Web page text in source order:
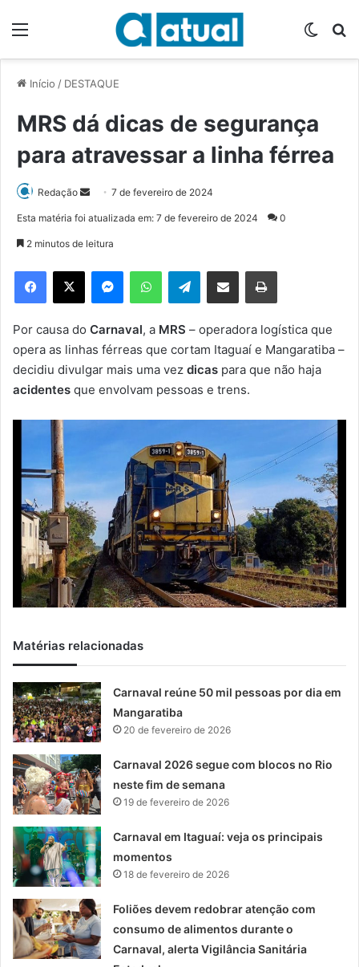
Início / DESTAQUE
MRS dá dicas de segurança
para atravessar a linha férrea
Redação
d
e
m
e
-
m
a
l
7 de fevereiro de 2024
Esta matéria foi atualizada em: 7 de fevereiro de 2024 0
2 minutos de leitura
Telegram
Por causa do Carnaval, a MRS – operadora logística que
opera as linhas férreas que cortam Itaguaí e Mangaratiba –
decidiu divulgar mais uma vez dicas para que não haja
acidentes que envolvam pessoas e trens.
Matérias relacionadas
Carnaval reúne 50 mil pessoas por dia em
Mangaratiba
20 de fevereiro de 2026
Carnaval 2026 segue com blocos no Rio
neste fim de semana
19 de fevereiro de 2026
Carnaval em Itaguaí: veja os principais
momentos
18 de fevereiro de 2026
Foliões devem redobrar atenção com
consumo de alimentos durante o
Carnaval, alerta Vigilância Sanitária